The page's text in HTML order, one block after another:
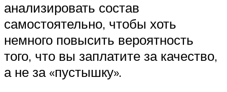
анализировать состав
самостоятельно, чтобы хоть
немного повысить вероятность
того, что вы заплатите за качество,
а не за «пустышку».